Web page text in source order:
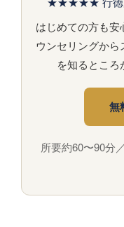
はじめての方も
ウンセリングか
を知るところ
無
所要約60〜90分